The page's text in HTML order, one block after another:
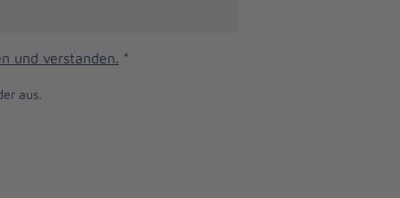
und verstanden. *
aus.